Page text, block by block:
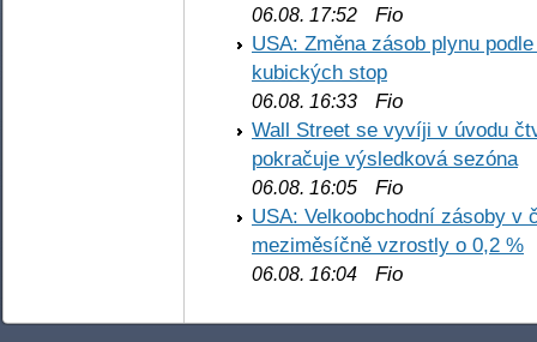
06.08. 17:52 Fio
USA: Změna zásob plynu
kubických stop
06.08. 16:33 Fio
Wall Street se vyvíji v úvodu
pokračuje výsledková sezóna
06.08. 16:05 Fio
USA: Velkoobchodní zásoby v
meziměsíčně vzrostly o 0,2 %
06.08. 16:04 Fio